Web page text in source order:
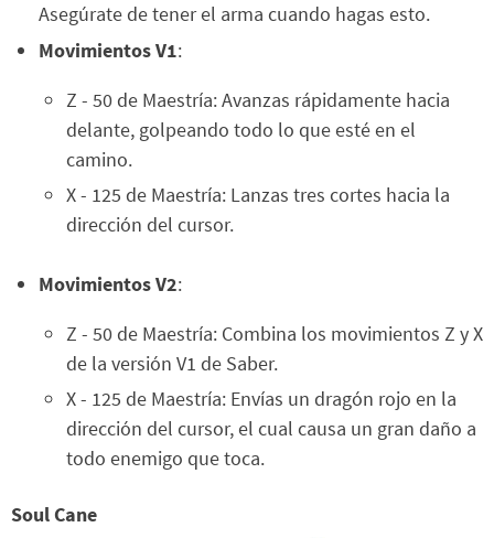
Asegúrate de tener el arma cuando hagas esto.
Movimientos V1:
Z - 50 de Maestría: Avanzas rápidamente hacia
delante, golpeando todo lo que esté en el
camino.
X - 125 de Maestría: Lanzas tres cortes hacia la
dirección del cursor.
Movimientos V2:
Z - 50 de Maestría: Combina los movimientos Z y X
de la versión V1 de Saber.
X - 125 de Maestría: Envías un dragón rojo en la
dirección del cursor, el cual causa un gran daño a
todo enemigo que toca.
Soul Cane